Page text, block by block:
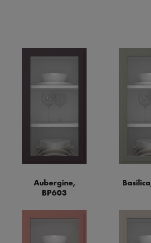
Aubergine,
BP603